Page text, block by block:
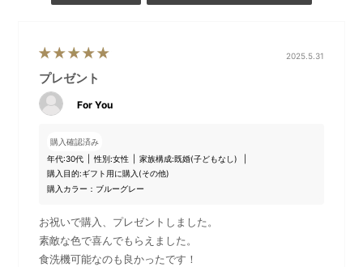
2025.5.31
プレゼント
For You
購入確認済み
年代:30代 性別:女性 家族構成:既婚(子どもなし)
購入目的:ギフト用に購入(その他)
購入カラー：ブルーグレー
お祝いで購入、プレゼントしました。
素敵な色で喜んでもらえました。
食洗機可能なのも良かったです！